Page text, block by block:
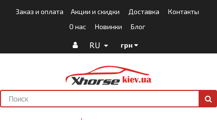
Заказ и оплата Акции и скидки Доставка
Контакты
О нас
Новинки Блог
RU грн